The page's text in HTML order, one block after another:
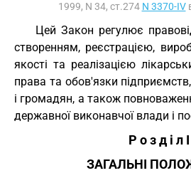
1999, N 34, ст.274 N 3370-IV
Цей Закон регулює
створенням, реєстрацією,
якості та реалізацією
права та обов'язки підприємств,
і громадян, а також
державної виконавчої влади і
Р о з д і л I
ЗАГАЛЬНІ